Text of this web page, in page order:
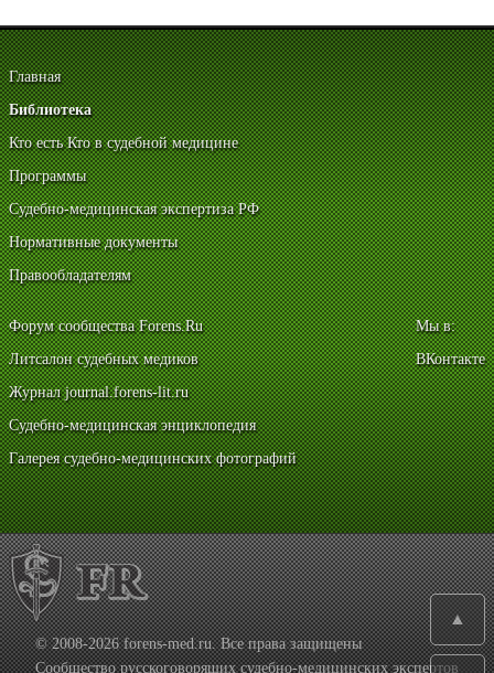
Главная
Библиотека
Кто есть Кто в судебной медицине
Программы
Судебно-медицинская экспертиза РФ
Нормативные документы
Правообладателям
Форум сообщества Forens.Ru
Литсалон судебных медиков
Журнал journal.forens-lit.ru
Судебно-медицинская энциклопедия
Галерея судебно-медицинских фотографий
Мы в:
ВКонтакте
© 2008-2026 forens-med.ru. Все права защищены
Сообщество русскоговорящих судебно-медицинских экспертов
▲